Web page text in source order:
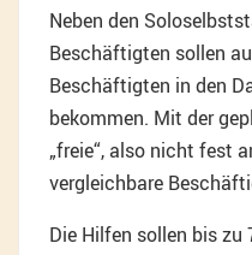
Neben den
Beschäftigten sollen
Beschäftigten in den
bekommen. Mit der
„freie“, also nicht fest
vergleichbare
Die Hilfen sollen bis